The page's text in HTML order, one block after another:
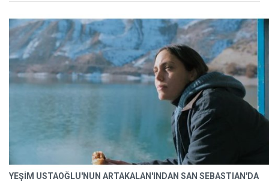
YEŞİM USTAOĞLU'NUN ARTAKALAN'INDAN SAN SEBASTIAN'DA